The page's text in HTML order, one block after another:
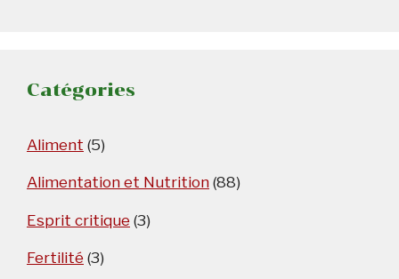
Catégories
Aliment (5)
Alimentation et Nutrition (88)
Esprit critique (3)
Fertilité (3)